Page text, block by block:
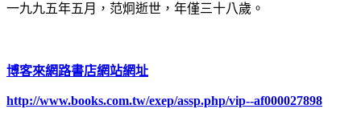
一九九五年五月，范炯逝世，年僅三十八歲。
博客來網路書店網站網址
http://www.books.com.tw/exep/assp.php/vip--af000027898